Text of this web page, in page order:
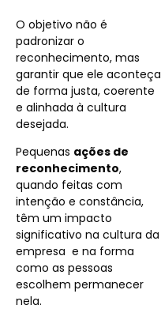
O objetivo não é
padronizar o
reconhecimento, mas
garantir que ele aconteça
de forma justa, coerente
e alinhada à cultura
desejada.
Pequenas ações de
reconhecimento,
quando feitas com
intenção e constância,
têm um impacto
significativo na cultura da
empresa e na forma
como as pessoas
escolhem permanecer
nela.